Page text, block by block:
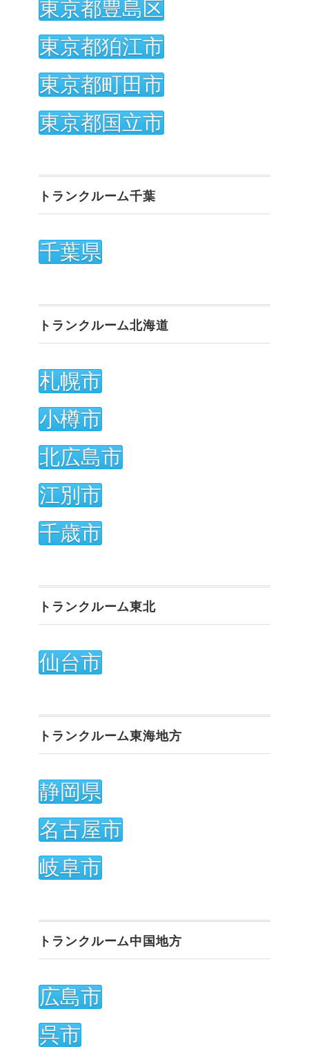
東京都豊島区
東京都狛江市
東京都町田市
東京都国立市
トランクルーム千葉
千葉県
トランクルーム北海道
札幌市
小樽市
北広島市
江別市
千歳市
トランクルーム東北
仙台市
トランクルーム東海地方
静岡県
名古屋市
岐阜市
トランクルーム中国地方
広島市
呉市